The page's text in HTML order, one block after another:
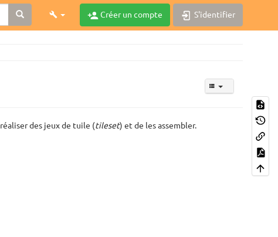
Créer un compte S'identifier
des jeux de tuile (tileset) et de les assembler.